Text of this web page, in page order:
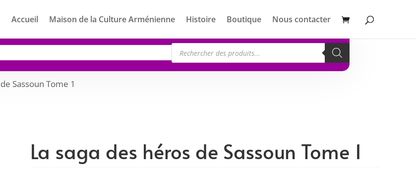
Accueil Maison de la Culture Arménienne Histoire Boutique Nous contacter
Recherche
de
produits
Sassoun Tome 1
La saga des héros de Sassoun Tome 1